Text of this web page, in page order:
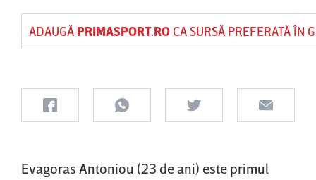
ADAUGĂ PRIMASPORT.ROCA SURSĂ PREFERATĂ ÎN
Evagoras Antoniou (23 de ani) este primul